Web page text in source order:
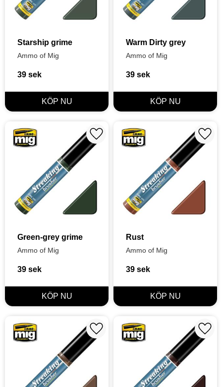
Starship grime
Ammo of Mig
39 sek
Warm Dirty grey
Ammo of Mig
39 sek
Green-grey grime
Ammo of Mig
39 sek
Lägg till i favoriter
Rust
Ammo of Mig
39 sek
Lägg till i favoriter